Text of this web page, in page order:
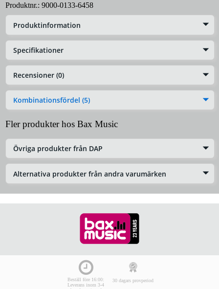
Produktnr.: 9000-0133-6458
Produktinformation
Specifikationer
Recensioner (0)
Kombinationsfördel (5)
Fler produkter hos Bax Music
Övriga produkter från DAP
Alternativa produkter från andra varumärken
Beställ före 16:00:
Leverans inom 3-4
30 dagars provperiod